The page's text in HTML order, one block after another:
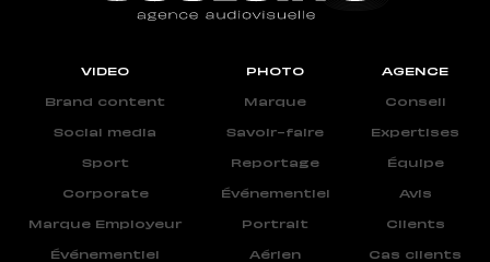
VIDEO
Brand content
Social media
Sport
Corporate
Marque Employeur
Événementiel
PHOTO
Marque
Savoir-faire
Reportage
Événementiel
Portrait
Aérien
AGENCE
Conseil
Expertises
Équipe
Avis
Clients
Cas clients